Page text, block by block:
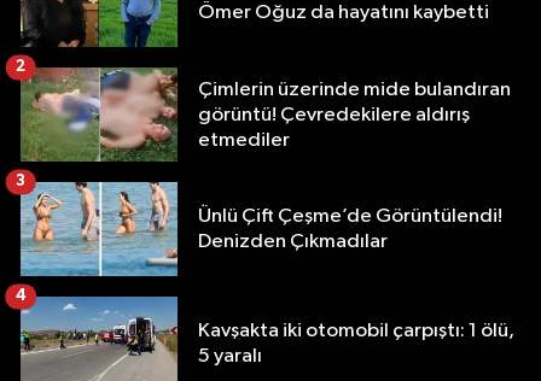
Ömer Oğuz da hayatını kaybetti
Çimlerin üzerinde mide bulandıran
görüntü! Çevredekilere aldırış
etmediler
2
Ünlü Çift Çeşme’de Görüntülendi!
Denizden Çıkmadılar
3
Kavşakta iki otomobil çarpıştı: 1 ölü,
5 yaralı
4